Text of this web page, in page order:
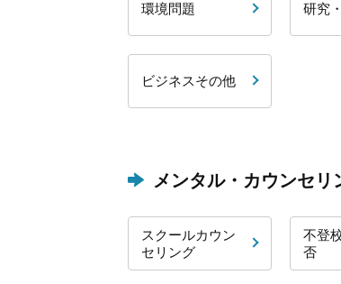
環境問題 研究
ビジネスその他
メンタル・カウンセリ
スクールカウン
セリング
不登
否